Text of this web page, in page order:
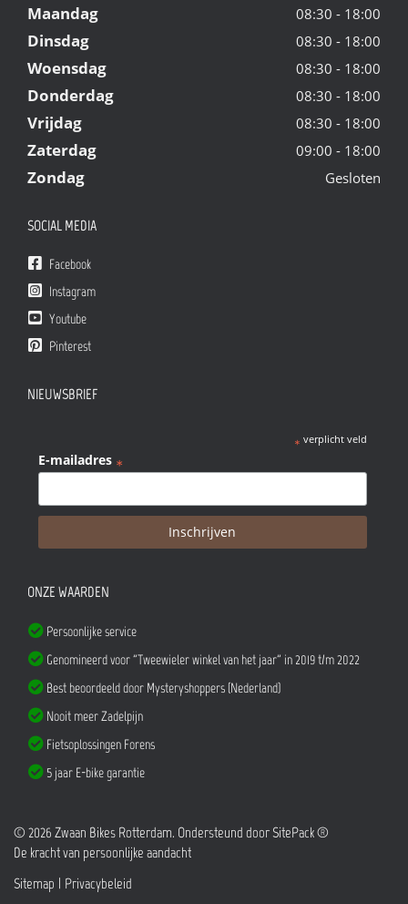
Maandag 08:30 - 18:00
Dinsdag 08:30 - 18:00
Woensdag 08:30 - 18:00
Donderdag 08:30 - 18:00
Vrijdag 08:30 - 18:00
Zaterdag 09:00 - 18:00
Zondag Gesloten
SOCIAL MEDIA
Facebook
Instagram
Youtube
Pinterest
NIEUWSBRIEF
* verplicht veld
E-mailadres *
ONZE WAARDEN
Persoonlijke service
Genomineerd voor "Tweewieler winkel van het jaar" in 2019 t/m 2022
Best beoordeeld door Mysteryshoppers (Nederland)
Nooit meer Zadelpijn
Fietsoplossingen Forens
5 jaar E-bike garantie
© 2026 Zwaan Bikes Rotterdam. Ondersteund doorSitePack ®
De kracht van persoonlijke aandacht
Sitemap
Privacybeleid